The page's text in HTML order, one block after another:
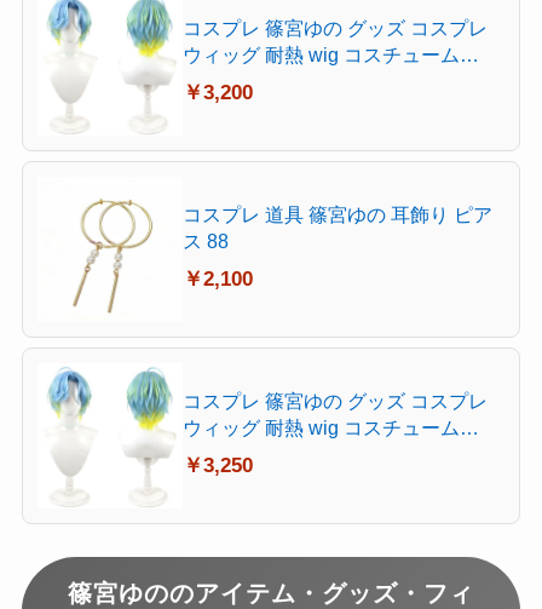
コスプレ 篠宮ゆの グッズ コスプレ
ウィッグ 耐熱 wig コスチューム
Cosplay
￥3,200
コスプレ 道具 篠宮ゆの 耳飾り ピア
ス 88
￥2,100
コスプレ 篠宮ゆの グッズ コスプレ
ウィッグ 耐熱 wig コスチューム
Cosplay お祭り
￥3,250
篠宮ゆののアイテム・グッズ・フィ